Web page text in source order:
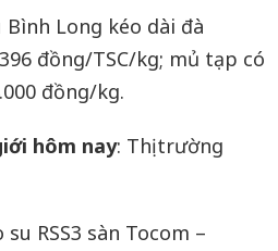
Long kéo dài đà
đồng/TSC/kg; mủ tạp có
đồng/kg.
hôm nay: Thị trường
RSS3 sàn Tocom –